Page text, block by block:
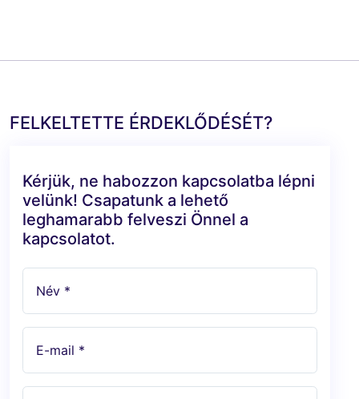
FELKELTETTE ÉRDEKLŐDÉSÉT?
Kérjük, ne habozzon kapcsolatba lépni
velünk! Csapatunk a lehető
leghamarabb felveszi Önnel a
kapcsolatot.
Név *
E-mail *